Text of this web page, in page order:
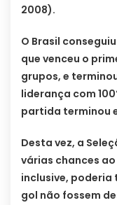
2008).
O Brasil
que venceu o
grupos, e
liderança com
partida terminou
Desta vez, a
várias chances
inclusive, poderia
gol não fossem